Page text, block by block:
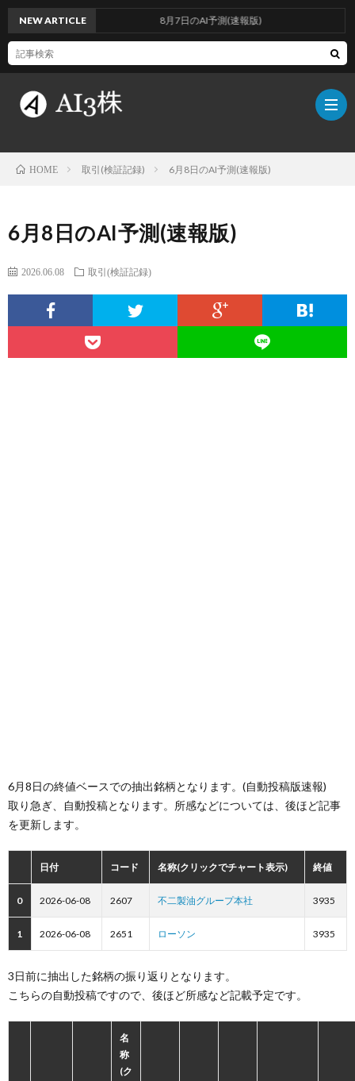
グ
NEW ARTICLE 8月7日のAI予測(速報版)
HOME 取引(検証記録) 6月8日のAI予測(速報版)
6月8日のAI予測(速報版)
2026.06.08 取引(検証記録)
6月8日の終値ベースでの抽出銘柄となります。(自動投稿版速報)
取り急ぎ、自動投稿となります。所感などについては、後ほど記事
を更新します。
日付 コード 名称(クリックでチャート表示) 終値
0 2026-06-08 2607 不二製油グループ本社 3935
1 2026-06-08 2651 ローソン 3935
3日前に抽出した銘柄の振り返りとなります。
こちらの自動投稿ですので、後ほど所感など記載予定です。
名
称
(ク